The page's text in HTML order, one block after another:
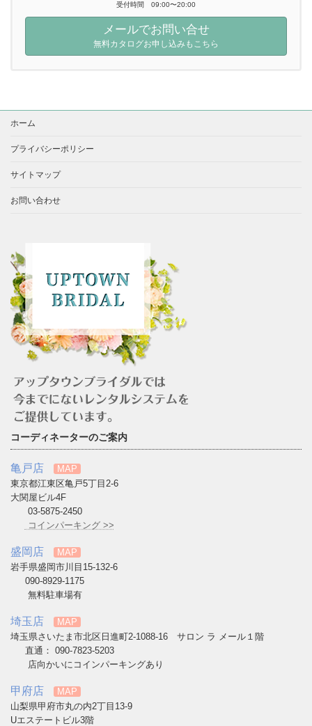
受付時間 09:00〜20:00
メールでお問い合せ
無料カタログお申し込みもこちら
ホーム
プライバシーポリシー
サイトマップ
お問い合わせ
コーディネーターのご案内
亀戸店
MAP
東京都江東区亀戸5丁目2-6
大関屋ビル4F
03-5875-2450
コインパーキング >>
盛岡店
MAP
岩手県盛岡市川目15-132-6
090-8929-1175
無料駐車場有
埼玉店
MAP
埼玉県さいたま市北区日進町2-1088-16 サロン ラ メール１階
直通： 090-7823-5203
店向かいにコインパーキングあり
甲府店
MAP
山梨県甲府市丸の内2丁目13-9
Uエステートビル3階